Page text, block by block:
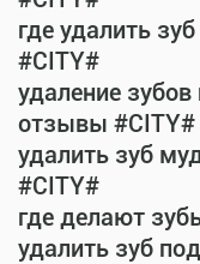
где удалить
#CITY#
удаление
отзывы #CITY#
удалить зуб
#CITY#
где делают
удалить зуб